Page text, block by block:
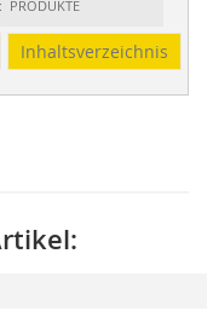
PRODUKTE
Inhaltsverzeichnis